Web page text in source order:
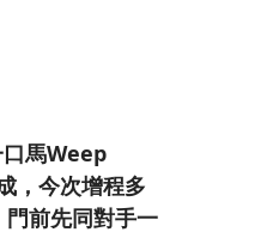
馬Weep
，今次增程多
前先同對手一